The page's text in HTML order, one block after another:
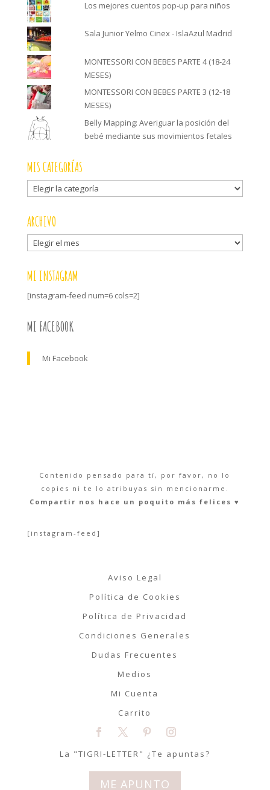
Los mejores cuentos pop-up para niños
Sala Junior Yelmo Cinex - IslaAzul Madrid
MONTESSORI CON BEBES PARTE 4 (18-24
MESES)
MONTESSORI CON BEBES PARTE 3 (12-18
MESES)
Belly Mapping: Averiguar la posición del
bebé mediante sus movimientos fetales
MIS CATEGORÍAS
Mis
categorías
ARCHIVO
Archivo
MI INSTAGRAM
[instagram-feed num=6 cols=2]
MI FACEBOOK
Mi Facebook
Contenido pensado para tí, por favor, no lo
copies ni te lo atribuyas sin mencionarme.
Compartir nos hace un poquito más felices ♥︎
[instagram-feed]
Aviso Legal
Política de Cookies
Política de Privacidad
Condiciones Generales
Dudas Frecuentes
Medios
Mi Cuenta
Carrito
La "TIGRI-LETTER" ¿Te apuntas?
ME APUNTO